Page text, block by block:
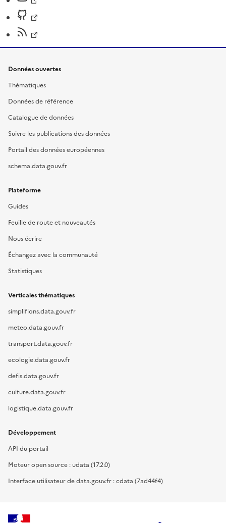
Données ouvertes
Thématiques
Données de référence
Catalogue de données
Suivre les publications des données
Portail des données européennes
schema.data.gouv.fr
Plateforme
Guides
Feuille de route et nouveautés
Nous écrire
Échangez avec la communauté
Statistiques
Verticales thématiques
simplifions.data.gouv.fr
meteo.data.gouv.fr
transport.data.gouv.fr
ecologie.data.gouv.fr
defis.data.gouv.fr
culture.data.gouv.fr
logistique.data.gouv.fr
Développement
API du portail
Moteur open source : udata (17.2.0)
Interface utilisateur de data.gouv.fr : cdata (7ad44f4)